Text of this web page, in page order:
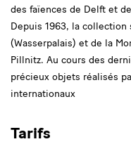
des faïences de Delft et
Depuis 1963, la collection
(Wasserpalais) et de la
Pillnitz. Au cours des
précieux objets réalisés
internationaux
Tarifs